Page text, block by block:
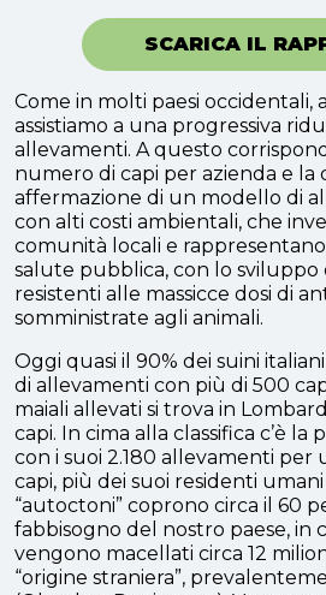
SCARICA IL
Come in molti paesi occidentali,
assistiamo a una progressiva
allevamenti. A questo
numero di capi per azienda e la
affermazione di un modello di
con alti costi ambientali, che
comunità locali e
salute pubblica, con lo
resistenti alle massicce dosi di
somministrate agli animali.
Oggi quasi il 90% dei suini
di allevamenti con più di 500
maiali allevati si trova in
capi. In cima alla classifica c’è la
con i suoi 2.180 allevamenti per
capi, più dei suoi residenti umani
“autoctoni” coprono circa il 60
fabbisogno del nostro paese, in
vengono macellati circa 12
“origine straniera”,